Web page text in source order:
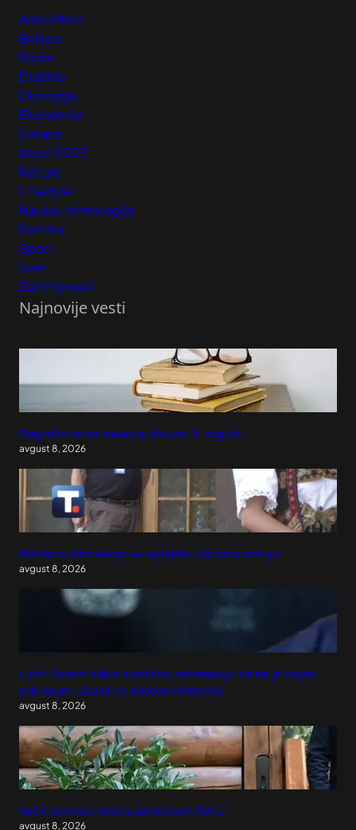
Auto-Moto
Balkan
Biznis
Društvo
Ekologija
Ekonomija
Evropa
Izbori 2023
Kultura
Lifestyle
Nauka i tehnologija
Politika
Sport
Svet
Zanimljivosti
Najnovije vesti
Dogodilo se na današnji datum, 8. avgust
avgust 8, 2026
Održano takmičenje za najlepšu narodnu nošnju
avgust 8, 2026
Lučić: Nisam dobio zvaničnu informaciju da mi je trajno
zabranjen ulazak na Kosovo i Metohiju
avgust 8, 2026
Vučić priredio večeru Zelenskom FOTO
avgust 8, 2026